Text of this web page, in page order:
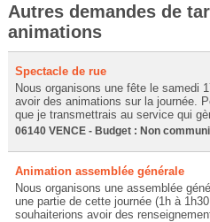
Autres demandes de
animations
Spectacle de rue
Nous organisons une fête le samedi
avoir des animations sur la journée.
que je transmettrais au service qui
06140 VENCE - Budget : Non
Animation assemblée générale
Nous organisons une assemblée
une partie de cette journée (1h à
souhaiterions avoir des